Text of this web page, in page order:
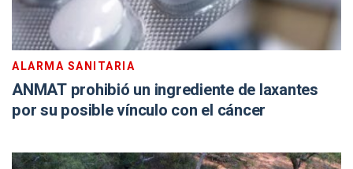
ALARMA SANITARIA
ANMAT prohibió un ingrediente de laxantes
por su posible vínculo con el cáncer